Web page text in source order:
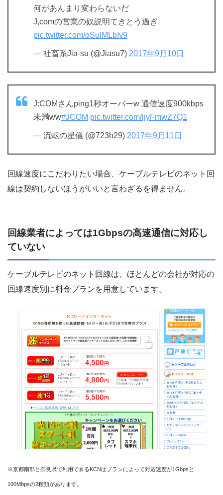
何があんまり変わらないだ
J,comの営業の奴説明てきとう過ぎ
pic.twitter.com/oSuIMLbIv9
— 社畜系Jia-su (@Jiasu7) 2017年9月10日
J:COMさんping1秒オーバーw 通信速度900kbps
未満ww#JCOM pic.twitter.com/ijyFmwZ7Q1
— 流転の星儀 (@723h29) 2017年9月11日
回線速度にこだわりたい場合、ケーブルテレビのネット回
線は契約しないほうがいいと言わざるを得ません。
回線業者によっては1Gbpsの高速通信に対応し
ていない
ケーブルテレビのネット回線は、ほとんどの会社が対応の
回線速度別に料金プランを用意しています。
※京都南部と奈良県で利用できるKCNはプランによって対応速度が1Gbpsと
100Mbpsの2種類があります。